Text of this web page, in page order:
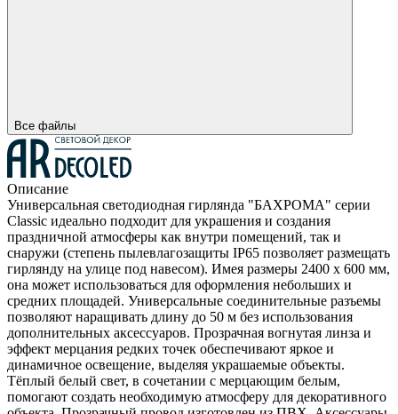
Все файлы
Описание
Универсальная светодиодная гирлянда "БАХРОМА" серии
Classic идеально подходит для украшения и создания
праздничной атмосферы как внутри помещений, так и
снаружи (степень пылевлагозащиты IP65 позволяет размещать
гирлянду на улице под навесом). Имея размеры 2400 x 600 мм,
она может использоваться для оформления небольших и
средних площадей. Универсальные соединительные разъемы
позволяют наращивать длину до 50 м без использования
дополнительных аксессуаров. Прозрачная вогнутая линза и
эффект мерцания редких точек обеспечивают яркое и
динамичное освещение, выделяя украшаемые объекты.
Тёплый белый свет, в сочетании с мерцающим белым,
помогают создать необходимую атмосферу для декоративного